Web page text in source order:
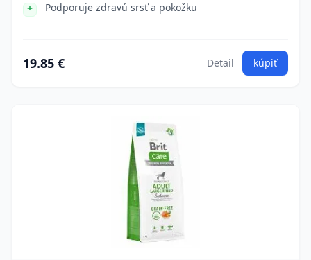
Podporuje zdravú srsť a pokožku
19.85 € Detail kúpiť